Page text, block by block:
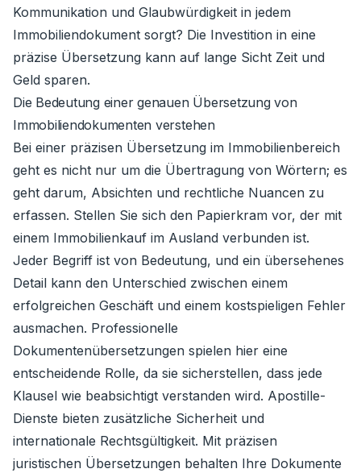
Kommunikation und Glaubwürdigkeit in jedem
Immobiliendokument sorgt? Die Investition in eine
präzise Übersetzung kann auf lange Sicht Zeit und
Geld sparen.
Die Bedeutung einer genauen Übersetzung von
Immobiliendokumenten verstehen
Bei einer präzisen Übersetzung im Immobilienbereich
geht es nicht nur um die Übertragung von Wörtern; es
geht darum, Absichten und rechtliche Nuancen zu
erfassen. Stellen Sie sich den Papierkram vor, der mit
einem Immobilienkauf im Ausland verbunden ist.
Jeder Begriff ist von Bedeutung, und ein übersehenes
Detail kann den Unterschied zwischen einem
erfolgreichen Geschäft und einem kostspieligen Fehler
ausmachen. Professionelle
Dokumentenübersetzungen spielen hier eine
entscheidende Rolle, da sie sicherstellen, dass jede
Klausel wie beabsichtigt verstanden wird. Apostille-
Dienste bieten zusätzliche Sicherheit und
internationale Rechtsgültigkeit. Mit präzisen
juristischen Übersetzungen behalten Ihre Dokumente